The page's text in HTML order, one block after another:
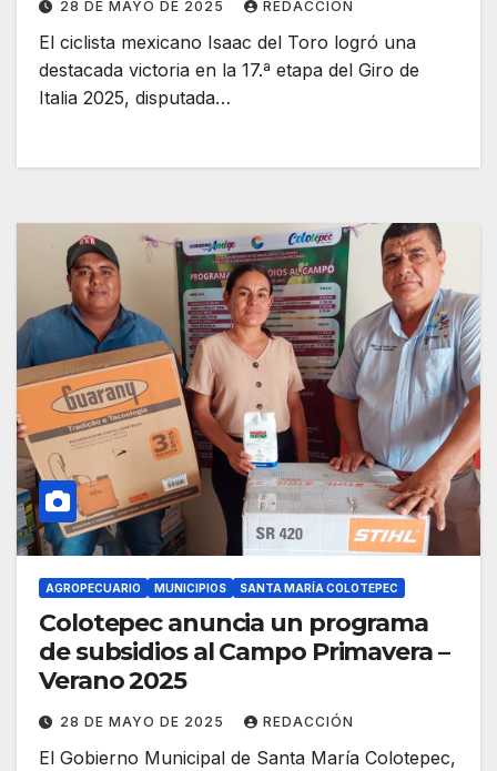
28 DE MAYO DE 2025 REDACCIÓN
El ciclista mexicano Isaac del Toro logró una
destacada victoria en la 17.ª etapa del Giro de
Italia 2025, disputada…
AGROPECUARIO MUNICIPIOS SANTA MARÍA COLOTEPEC
Colotepec anuncia un programa
de subsidios al Campo Primavera –
Verano 2025
28 DE MAYO DE 2025 REDACCIÓN
El Gobierno Municipal de Santa María Colotepec,